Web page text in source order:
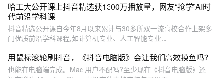
哈工大公开课上抖音精选获1300万播放量，网友“抢学”AI时
代前沿学科课
抖音精选公开课自今年8月以来累计与30多所双一流高校合作上架多
门优质前沿学科课程,如计算机专业、人工智能专业...
用鼠标滚轮刷抖音，《抖音电脑版》会让我们高效摸鱼吗？
也能在电脑端完成。Mac 用户不配吗?至少现在《抖音电脑版》还